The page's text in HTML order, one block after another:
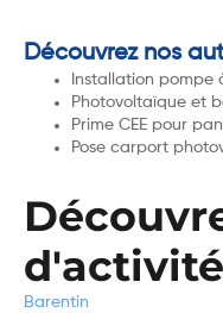
Découvrez nos
Installation
Photovoltaïque et
Prime CEE pour
Pose carport
Barentin